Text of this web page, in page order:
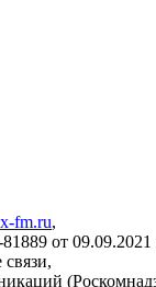
fm.ru,
от 09.09.2021